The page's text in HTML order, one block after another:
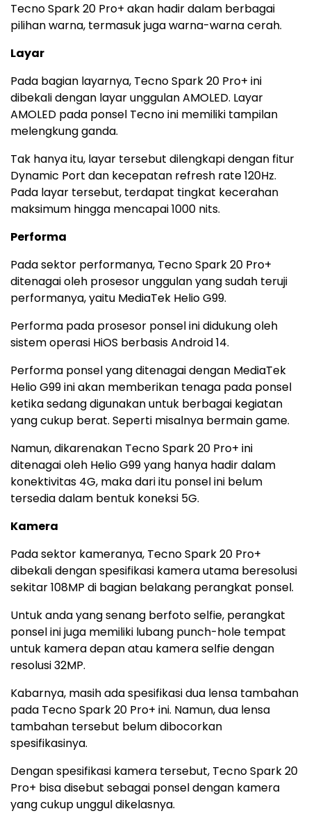
Tecno Spark 20 Pro+ akan hadir dalam berbagai
pilihan warna, termasuk juga warna-warna cerah.
Layar
Pada bagian layarnya, Tecno Spark 20 Pro+ ini
dibekali dengan layar unggulan AMOLED. Layar
AMOLED pada ponsel Tecno ini memiliki tampilan
melengkung ganda.
Tak hanya itu, layar tersebut dilengkapi dengan fitur
Dynamic Port dan kecepatan refresh rate 120Hz.
Pada layar tersebut, terdapat tingkat kecerahan
maksimum hingga mencapai 1000 nits.
Performa
Pada sektor performanya, Tecno Spark 20 Pro+
ditenagai oleh prosesor unggulan yang sudah teruji
performanya, yaitu MediaTek Helio G99.
Performa pada prosesor ponsel ini didukung oleh
sistem operasi HiOS berbasis Android 14.
Performa ponsel yang ditenagai dengan MediaTek
Helio G99 ini akan memberikan tenaga pada ponsel
ketika sedang digunakan untuk berbagai kegiatan
yang cukup berat. Seperti misalnya bermain game.
Namun, dikarenakan Tecno Spark 20 Pro+ ini
ditenagai oleh Helio G99 yang hanya hadir dalam
konektivitas 4G, maka dari itu ponsel ini belum
tersedia dalam bentuk koneksi 5G.
Kamera
Pada sektor kameranya, Tecno Spark 20 Pro+
dibekali dengan spesifikasi kamera utama beresolusi
sekitar 108MP di bagian belakang perangkat ponsel.
Untuk anda yang senang berfoto selfie, perangkat
ponsel ini juga memiliki lubang punch-hole tempat
untuk kamera depan atau kamera selfie dengan
resolusi 32MP.
Kabarnya, masih ada spesifikasi dua lensa tambahan
pada Tecno Spark 20 Pro+ ini. Namun, dua lensa
tambahan tersebut belum dibocorkan
spesifikasinya.
Dengan spesifikasi kamera tersebut, Tecno Spark 20
Pro+ bisa disebut sebagai ponsel dengan kamera
yang cukup unggul dikelasnya.